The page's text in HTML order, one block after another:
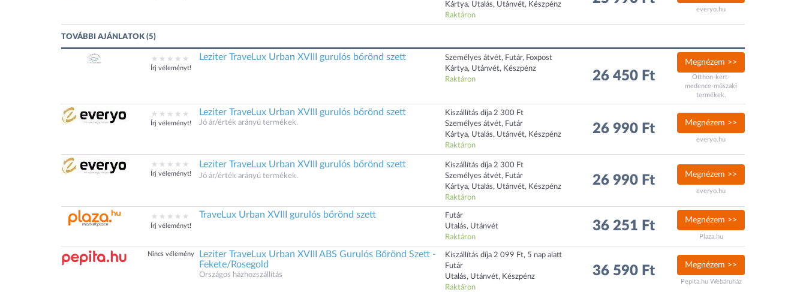
Kártya, Utalás, Utánvét, Készpénz
Raktáron
everyo.hu
TOVÁBBI AJÁNLATOK (5)
Írj véleményt!
Leziter TraveLux Urban XVIII gurulós bőrönd szett
Személyes átvét, Futár, Foxpost
Kártya, Utánvét, Készpénz
Raktáron
26 450 Ft
Megnézem >>
Otthon-kert-
medence-műszaki
termékek.
Írj véleményt!
Leziter TraveLux Urban XVIII gurulós bőrönd szett
Jó ár/érték arányú termékek.
Kiszállítás díja 2 300 Ft
Személyes átvét, Futár
Kártya, Utalás, Utánvét, Készpénz
Raktáron
26 990 Ft Megnézem >>
everyo.hu
Írj véleményt!
Leziter TraveLux Urban XVIII gurulós bőrönd szett
Jó ár/érték arányú termékek.
Kiszállítás díja 2 300 Ft
Személyes átvét, Futár
Kártya, Utalás, Utánvét, Készpénz
Raktáron
26 990 Ft Megnézem >>
everyo.hu
Írj véleményt!
TraveLux Urban XVIII gurulós bőrönd szett
Futár
Utalás, Utánvét
Raktáron
36 251 Ft Megnézem >>
Plaza.hu
Nincs vélemény
Leziter TraveLux Urban XVIII ABS Gurulós Bőrönd Szett -
Fekete/Rosegold
Országos házhozszállítás
Kiszállítás díja 2 099 Ft, 5 nap alatt
Futár
Utalás, Utánvét, Készpénz
Raktáron
36 590 Ft Megnézem >>
Pepita.hu Webáruház